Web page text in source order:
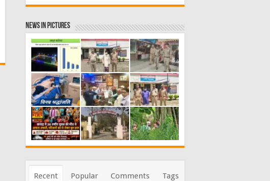
News in Pictures
Recent Popular Comments Tags